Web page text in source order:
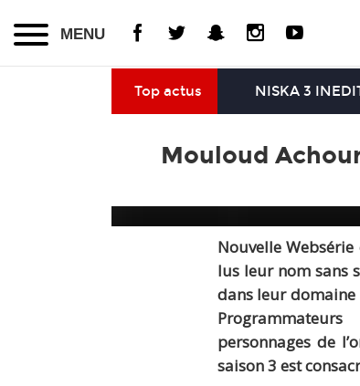
MENU
Top actus NISKA 3
Mouloud
Nouvelle
lus leur nom sans
dans leur
Programmateurs
personnages de
saison 3 est